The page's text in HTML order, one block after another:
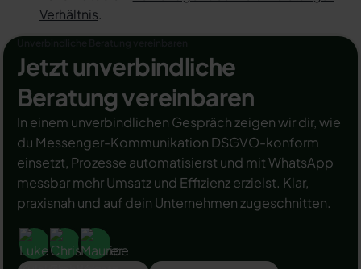
Verhältnis.
Jetzt unverbindliche
Beratung vereinbaren
In einem unverbindlichen Gespräch zeigen wir dir, wie
du Messenger-Kommunikation DSGVO-konform
einsetzt, Prozesse automatisierst und mit WhatsApp
messbar mehr Umsatz und Effizienz erzielst. Klar,
praxisnah und auf dein Unternehmen zugeschnitten.